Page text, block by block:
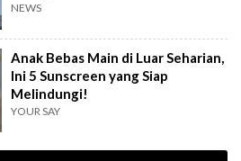
NEWS
Anak Bebas Main di Luar Seharian,
Ini 5 Sunscreen yang Siap
Melindungi!
YOUR SAY